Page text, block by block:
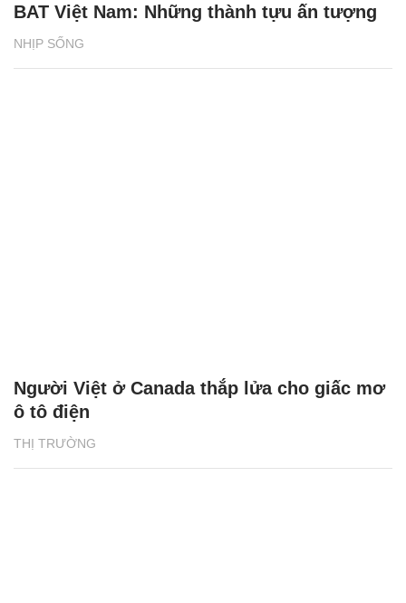
NHỊP SỐNG
BAT Việt Nam: Những thành tựu ấn tượng
THỊ TRƯỜNG
Người Việt ở Canada thắp lửa cho giấc mơ
ô tô điện